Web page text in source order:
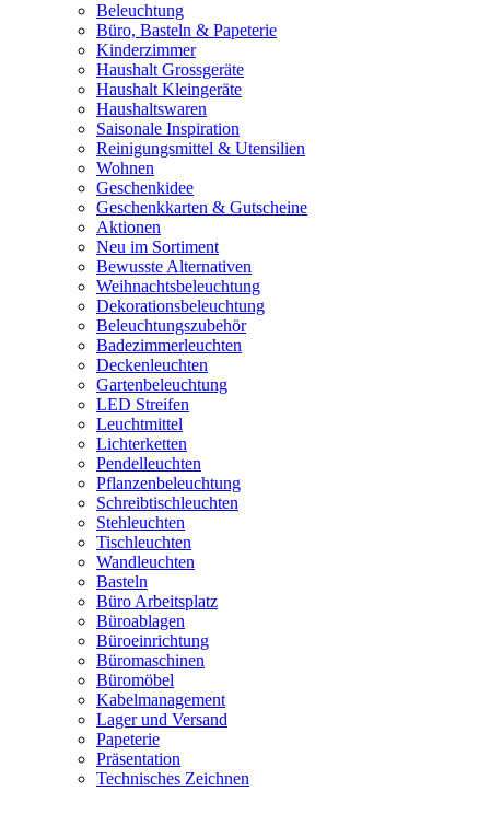
Beleuchtung
Büro, Basteln & Papeterie
Kinderzimmer
Haushalt Grossgeräte
Haushalt Kleingeräte
Haushaltswaren
Saisonale Inspiration
Reinigungsmittel & Utensilien
Wohnen
Geschenkidee
Geschenkkarten & Gutscheine
Aktionen
Neu im Sortiment
Bewusste Alternativen
Weihnachtsbeleuchtung
Dekorationsbeleuchtung
Beleuchtungszubehör
Badezimmerleuchten
Deckenleuchten
Gartenbeleuchtung
LED Streifen
Leuchtmittel
Lichterketten
Pendelleuchten
Pflanzenbeleuchtung
Schreibtischleuchten
Stehleuchten
Tischleuchten
Wandleuchten
Basteln
Büro Arbeitsplatz
Büroablagen
Büroeinrichtung
Büromaschinen
Büromöbel
Kabelmanagement
Lager und Versand
Papeterie
Präsentation
Technisches Zeichnen